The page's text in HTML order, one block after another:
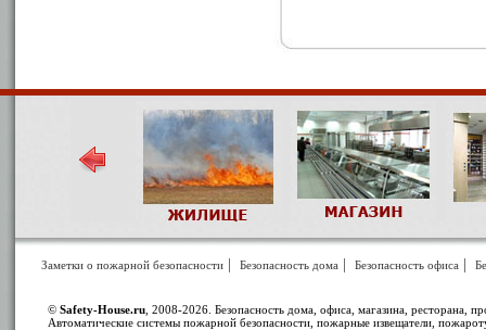
Заметки о пожарной безопасности| Безопасность дома| Безопасность офиса|
© Safety-House.ru , 2008-2026. Безопасность дома, офиса, магазина, ресторана,
Автоматические системы пожарной безопасности, пожарные извещатели,